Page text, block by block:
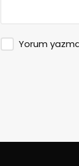
Yorum